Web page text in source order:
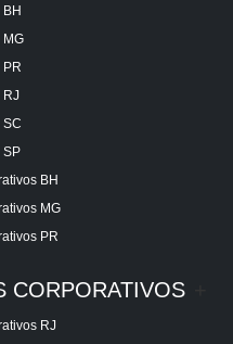
BH
MG
PR
RJ
SC
SP
BH
MG
PR
CORPORATIVOS
RJ